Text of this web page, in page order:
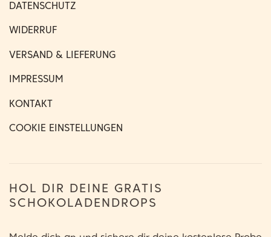
DATENSCHUTZ
WIDERRUF
VERSAND & LIEFERUNG
IMPRESSUM
KONTAKT
COOKIE EINSTELLUNGEN
HOL DIR DEINE GRATIS
SCHOKOLADENDROPS